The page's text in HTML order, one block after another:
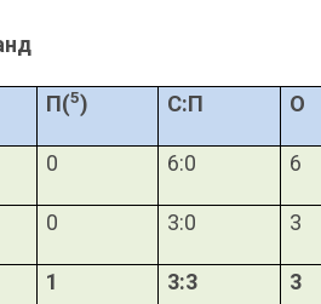
П(5) С:П О
0 6:0 6
0 3:0 3
1 3:3 3